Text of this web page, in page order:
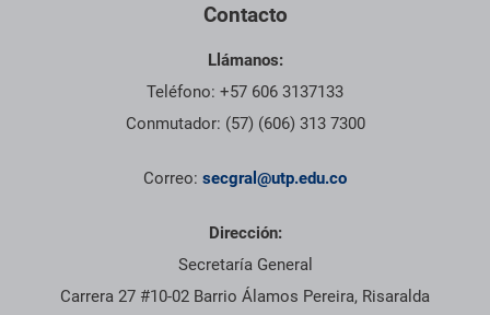
Contacto
Llámanos:
Teléfono: +57 606 3137133
Conmutador: (57) (606) 313 7300
Correo: secgral@utp.edu.co
Dirección:
Secretaría General
Carrera 27 #10-02 Barrio Álamos Pereira, Risaralda